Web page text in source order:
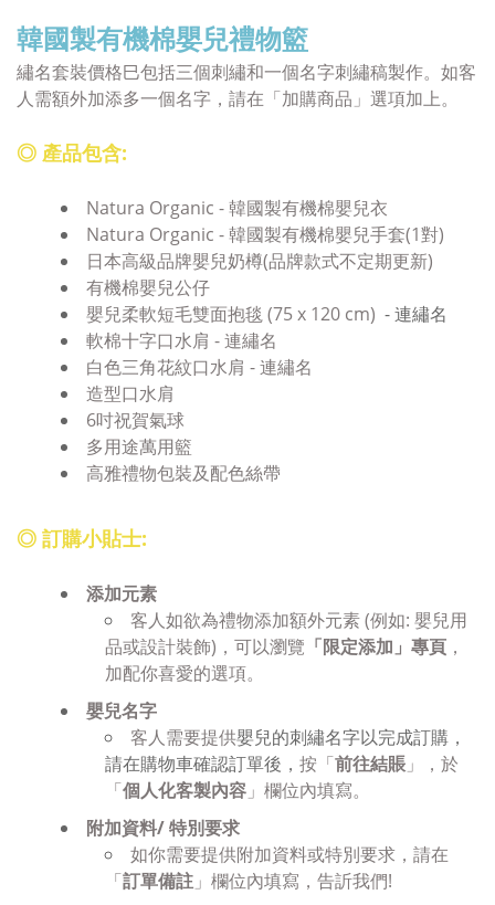
韓國製有機棉嬰兒禮物籃
繡名套裝價格巳包括三個刺繡和一個名字刺繡稿製作。 如客
人需額外加添多一個名字 ，請在「加購商品」選項加上。
◎ 產品包含:
Natura Organic - 韓國製有機棉嬰兒衣
Natura Organic - 韓國製有機棉嬰兒手套(1對)
日本高級品牌嬰兒奶樽(品牌款式不定期更新)
有機棉嬰兒公仔
嬰兒柔軟短毛雙面抱毯 (75 x 120 cm) - 連繡名
軟棉十字口水肩 - 連繡名
白色三角花紋口水肩 - 連繡名
造型口水肩
6吋祝賀氣球
多用途萬用籃
高雅禮物包裝及配色絲帶
◎ 訂購小貼士:
添加元素
客人如欲為禮物添加額外元素 (例如: 嬰兒用
品或設計裝飾)，可以瀏覽 「限定添加」專頁 ，
加配你喜愛的選項。
嬰兒名字
客人需要提供嬰兒的刺繡名字以完成訂購，
請在購物車確認訂單後， 按「前往結賬 」，於
「個人化客製內容 」欄位內填寫。
附加資料/ 特別要求
如你需要提供附加資料或特別要求，請在
「訂單備註 」欄位內填寫，告訢我們!